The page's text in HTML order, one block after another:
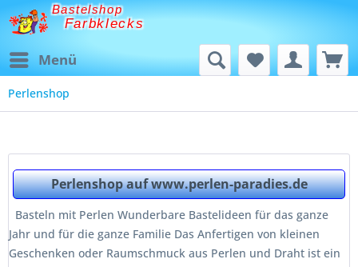
Bastelshop
Farbklecks
Menü
Perlenshop
Perlenshop auf www.perlen-paradies.de
Basteln mit Perlen Wunderbare Bastelideen für das ganze
Jahr und für die ganze Familie Das Anfertigen von kleinen
Geschenken oder Raumschmuck aus Perlen und Draht ist ein